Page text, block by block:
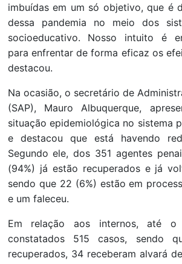
imbuídas em um só objetivo, que é
dessa pandemia no meio dos
socioeducativo. Nosso intuito é
para enfrentar de forma eficaz os
destacou.
Na ocasião, o secretário de
(SAP), Mauro Albuquerque,
situação epidemiológica no sistema
e destacou que está havendo
Segundo ele, dos 351 agentes
(94%) já estão recuperados e já
sendo que 22 (6%) estão em
e um faleceu.
Em relação aos internos, até o
constatados 515 casos, sendo
recuperados, 34 receberam alvará